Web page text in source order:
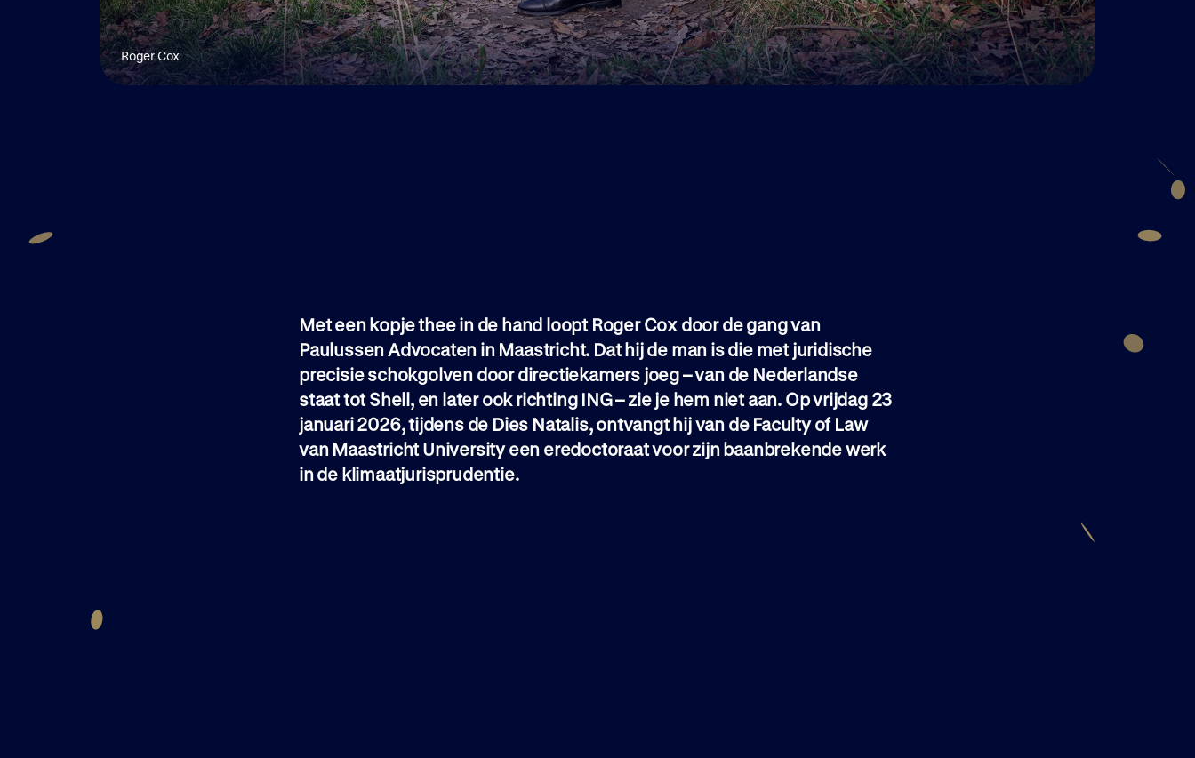
Roger Cox
Met een kopje thee in de hand loopt Roger Cox door de gang van
Paulussen Advocaten in Maastricht. Dat hij de man is die met juridische
precisie schokgolven door directiekamers joeg – van de Nederlandse
staat tot Shell, en later ook richting ING – zie je hem niet aan. Op vrijdag 23
januari 2026, tijdens de Dies Natalis, ontvangt hij van de Faculty of Law
van Maastricht University een eredoctoraat voor zijn baanbrekende werk
in de klimaatjurisprudentie.